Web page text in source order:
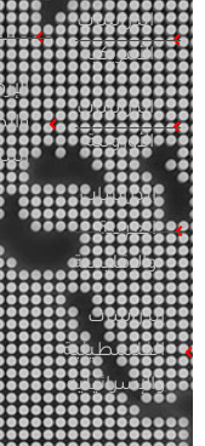
الدراسات
الأمريكية
الدراسات
الأوروبية
الدراسات
العربية
والإقليمية
الدراسات
الفلسطينية
والإسرائيلية